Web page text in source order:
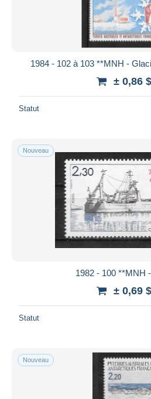
1984 - 102 à 103 **MNH -
± 0,86
Statut
Nouveau
1982 - 100 **MNH
± 0,69
Statut
Nouveau